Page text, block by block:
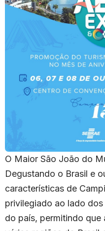
O Maior São João do
Degustando o Brasil e
características de
privilegiado ao lado
do país, permitindo que